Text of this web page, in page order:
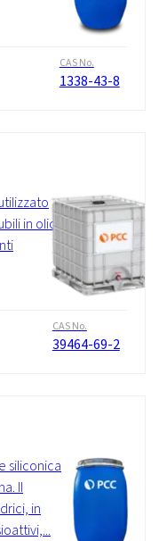
CAS No.
1338-43-8
in olio,
CAS No.
39464-69-2
siliconica
Il
in